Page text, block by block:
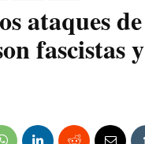
ataques de
fascistas y